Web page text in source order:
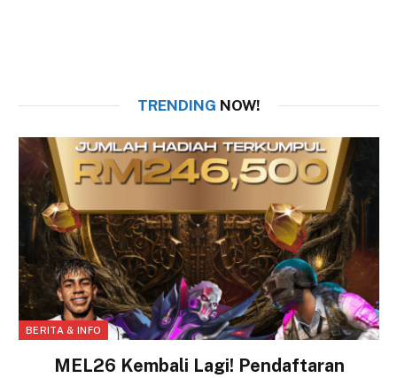
TRENDING NOW!
BERITA & INFO
MEL26 Kembali Lagi! Pendaftaran